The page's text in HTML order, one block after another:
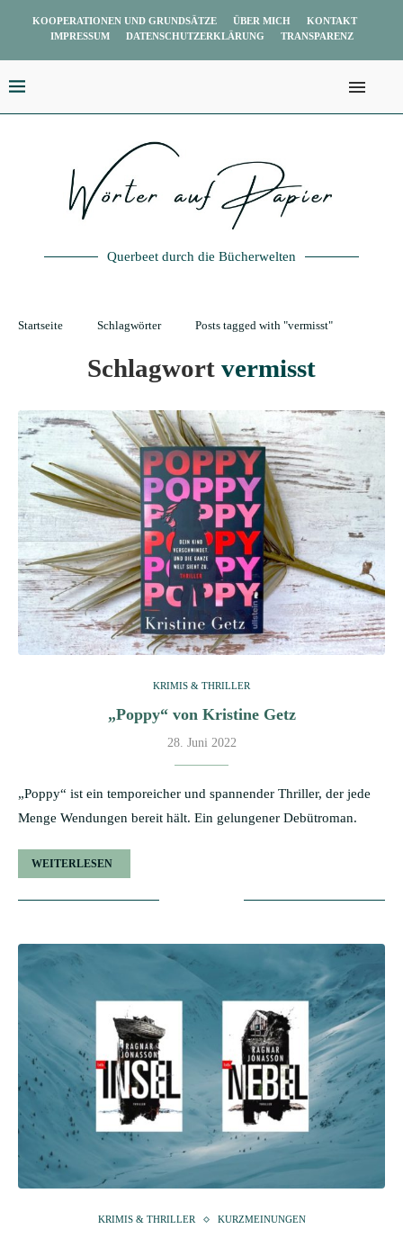
KOOPERATIONEN UND GRUNDSÄTZE ÜBER MICH
KONTAKT
IMPRESSUM
DATENSCHUTZERKLÄRUNG TRANSPARENZ
Querbeet durch die Bücherwelten
Startseite Schlagwörter Posts tagged with "vermisst"
Schlagwort vermisst
KRIMIS & THRILLER
„Poppy“ von Kristine Getz
28. Juni 2022
„Poppy“ ist ein temporeicher und spannender Thriller, der jede
Menge Wendungen bereit hält. Ein gelungener Debütroman.
WEITERLESEN
KRIMIS & THRILLER KURZMEINUNGEN